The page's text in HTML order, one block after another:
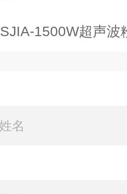
SJIA-1500W超声波